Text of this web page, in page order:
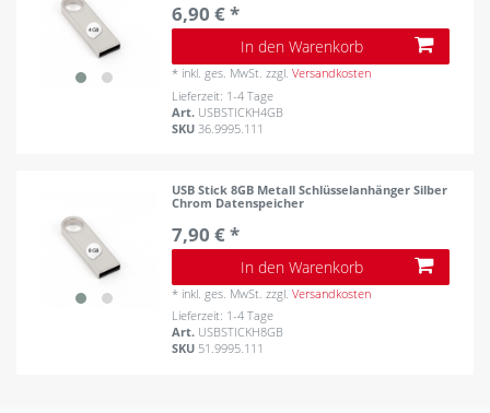
6,90 € *
In den Warenkorb
* inkl. ges. MwSt. zzgl.Versandkosten
Lieferzeit: 1-4 Tage
Art. USBSTICKH4GB
SKU 36.9995.111
USB Stick 8GB Metall Schlüsselanhänger Silber
Chrom Datenspeicher
7,90 € *
In den Warenkorb
* inkl. ges. MwSt. zzgl.Versandkosten
Lieferzeit: 1-4 Tage
Art. USBSTICKH8GB
SKU 51.9995.111